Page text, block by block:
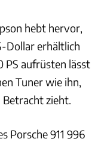
hebt hervor,
Dollar erhältlich
PS aufrüsten lässt
Tuner wie ihn,
zieht.
Porsche 911 996